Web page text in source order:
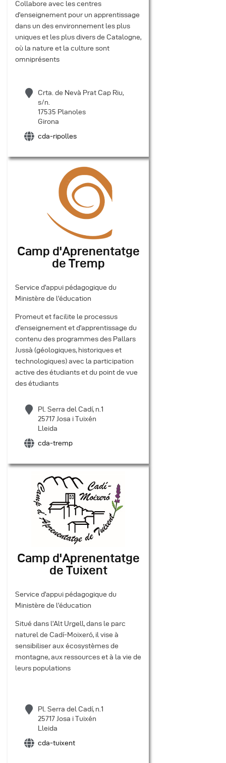
Collabore avec les centres
d’enseignement pour un apprentissage
dans un des environnement les plus
uniques et les plus divers de Catalogne,
où la nature et la culture sont
omniprésents
Crta. de Nevà Prat Cap Riu,
s/n.
17535 Planoles
Girona
cda-ripolles
Camp d'Aprenentatge
de Tremp
Service d’appui pédagogique du
Ministère de l’éducation
Promeut et facilite le processus
d’enseignement et d’apprentissage du
contenu des programmes des Pallars
Jussà (géologiques, historiques et
technologiques) avec la participation
active des étudiants et du point de vue
des étudiants
Pl. Serra del Cadí, n.1
25717 Josa i Tuixén
Lleida
cda-tremp
Camp d'Aprenentatge
de Tuixent
Service d’appui pédagogique du
Ministère de l’éducation
Situé dans l’Alt Urgell, dans le parc
naturel de Cadí-Moixeró, il vise à
sensibiliser aux écosystèmes de
montagne, aux ressources et à la vie de
leurs populations
Pl. Serra del Cadí, n.1
25717 Josa i Tuixén
Lleida
cda-tuixent